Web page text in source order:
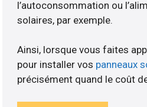
l’autoconsommation ou
solaires, par exemple.
Ainsi, lorsque vous faites
pour installer vos panneaux
précisément quand le coût